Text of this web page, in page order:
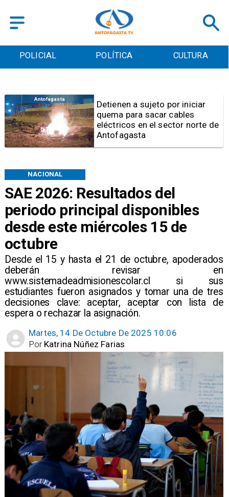
POLICIAL POLÍTICA CULTURA
SAE 2026: Resultados del
periodo principal disponibles
desde este miércoles 15 de
octubre
​Desde el 15 y hasta el 21 de octubre, apoderados
deberán revisar en
www.sistemadeadmisionescolar.cl si sus
estudiantes fueron asignados y tomar una de tres
decisiones clave: aceptar, aceptar con lista de
espera o rechazar la asignación.
NACIONAL
Martes, 14 De Octubre De 2025 10:06
Katrina Núñez Farias
Por
Antofagasta
Detienen a sujeto por iniciar
quema para sacar cables
eléctricos en el sector norte de
Antofagasta